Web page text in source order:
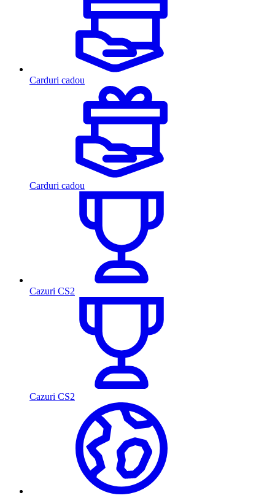
Carduri cadou
Carduri cadou
Cazuri CS2
Cazuri CS2